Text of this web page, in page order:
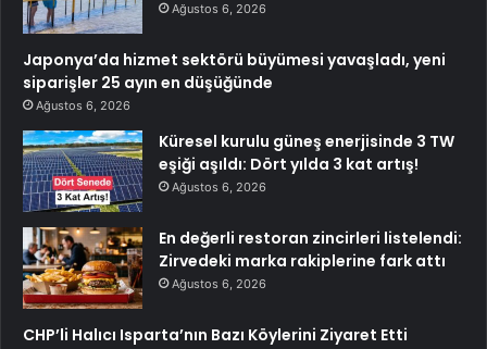
Ağustos 6, 2026
Japonya’da hizmet sektörü büyümesi yavaşladı, yeni
siparişler 25 ayın en düşüğünde
Ağustos 6, 2026
Küresel kurulu güneş enerjisinde 3 TW
eşiği aşıldı: Dört yılda 3 kat artış!
Ağustos 6, 2026
En değerli restoran zincirleri listelendi:
Zirvedeki marka rakiplerine fark attı
Ağustos 6, 2026
CHP’li Halıcı Isparta’nın Bazı Köylerini Ziyaret Etti